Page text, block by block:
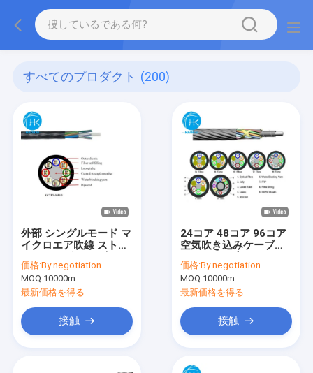
すべてのプロダクト (200)
外部 シングルモード マ
イクロエア吹線 ストラ
ーブ エア吹線 ファイバ
ーケーブル
価格:By negotiation
MOQ:10000m
最新価格を得る
接触
24コア 48コア 96コア
空気吹き込みケーブル
ーケーブルチャネル
価格:By negotiation
MOQ:10000m
最新価格を得る
接触